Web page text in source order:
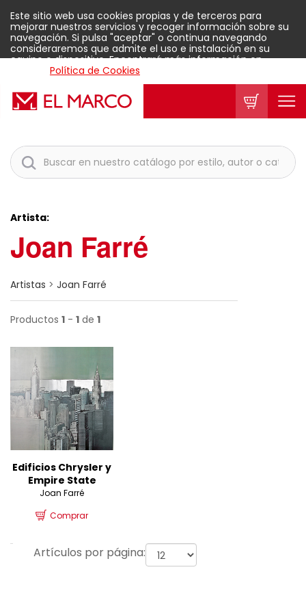
Este sitio web usa cookies propias y de terceros para
mejorar nuestros servicios y recoger información sobre su
navegación. Si pulsa "aceptar" o continua navegando
consideraremos que admite el uso e instalación en su
equipo o dispositivo. Encontrará más información en
Política de Cookies
Aceptar
Artista:
Joan Farré
Artistas > Joan Farré
Productos 1 - 1 de 1
Edificios Chrysler y
Empire State
Joan Farré
Comprar
Artículos por página: